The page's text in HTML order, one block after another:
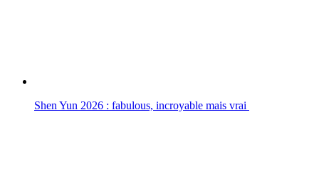
Shen Yun 2026 : fabulous, incroyable mais vrai